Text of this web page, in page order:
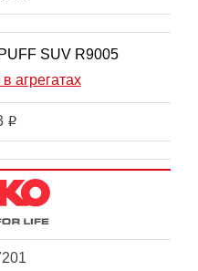
SUV R9005
агрегатах
i